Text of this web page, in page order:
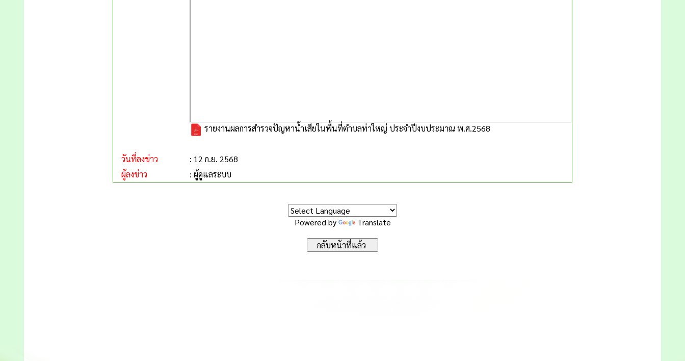
รายงานผลการสำรวจปัญหาน้ำเสียในพื้นที่ตำบลท่าใหญ่ ประจำปีงบประมาณ พ.ศ.2568
วันที่ลงข่าว
: 12 ก.ย. 2568
ผู้ลงข่าว
: ผู้ดูแลระบบ
Powered by Translate